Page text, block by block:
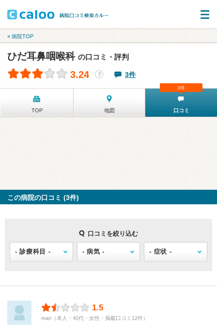
« 病院TOP
ひだ耳鼻咽喉科 の口コミ・評判
3.24 ？ 3件
TOP 地図 口コミ
3件
この病院の口コミ (3件)
口コミを絞り込む
1.5
mari（本人・40代・女性・掲載口コミ12件）